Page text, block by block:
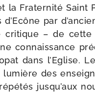
la Fraternité Saint
par
cri­tique – de
connais­sance
dans l’Eglise.
lumière des
jusqu’aux